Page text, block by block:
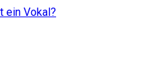
ein Vokal?